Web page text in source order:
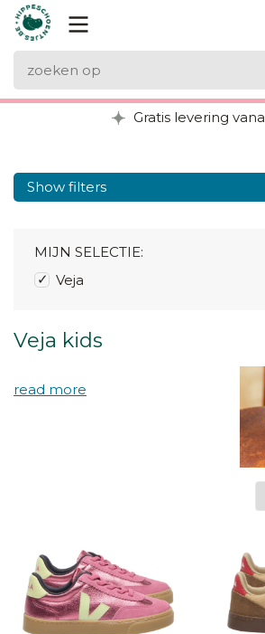
Gratis levering
Show filters
Veja kids
MIJN SELECTIE:
Veja